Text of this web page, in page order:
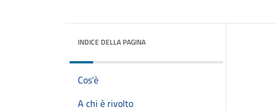
INDICE DELLA PAGINA
Cos'è
A chi è rivolto